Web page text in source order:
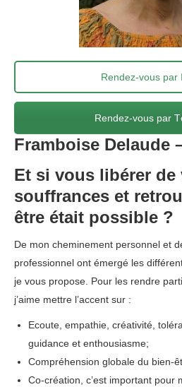
Framboise Delaude
Et si vous libérer de
souffrances et
être était possible ?
De mon cheminement personnel et
professionnel ont émergé les
je vous propose. Pour les rendre
j’aime mettre l’accent sur :
Ecoute, empathie, créativité,
guidance et enthousiasme;
Compréhension globale du bien-
Co-création, c’est important pour
Rendez-vous par
Rendez-vous par